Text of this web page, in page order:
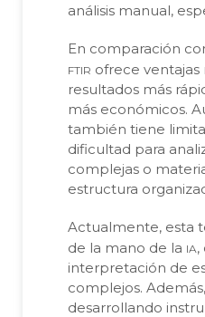
análisis manual,
En comparación
ftir ofrece ventajas
resultados más
más económicos.
también tiene
dificultad para
complejas o
estructura
Actualmente, esta
de la mano de la ia,
interpretación de
complejos.
desarrollando